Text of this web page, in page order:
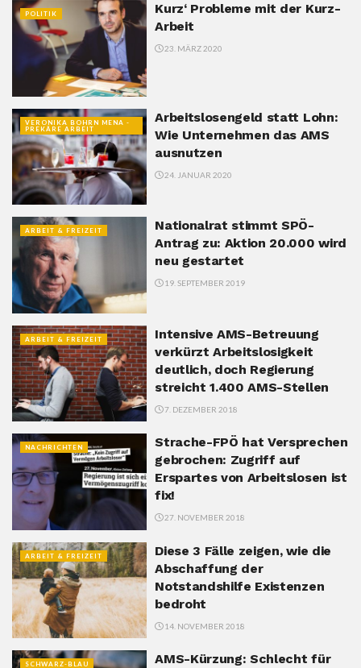
POLITIK
Kurz‘ Probleme mit der Kurz-
Arbeit
23. MÄRZ 2020
VERONIKA BOHRN MENA -
PREKÄRE ARBEIT
Arbeitslosengeld statt Lohn:
Wie Unternehmen das AMS
ausnutzen
24. JANUAR 2020
ARBEIT & FREIZEIT
Nationalrat stimmt SPÖ-
Antrag zu: Aktion 20.000 wird
neu gestartet
19. SEPTEMBER 2019
ARBEIT & FREIZEIT
Intensive AMS-Betreuung
verkürzt Arbeitslosigkeit
deutlich, doch Regierung
streicht 1.400 AMS-Stellen
7. DEZEMBER 2018
NACHRICHTEN
Strache-FPÖ hat Versprechen
gebrochen: Zugriff auf
Erspartes von Arbeitslosen ist
fix!
27. NOVEMBER 2018
ARBEIT & FREIZEIT
Diese 3 Fälle zeigen, wie die
Abschaffung der
Notstandshilfe Existenzen
bedroht
14. NOVEMBER 2018
SCHWARZ-BLAU
AMS-Kürzung: Schlecht für